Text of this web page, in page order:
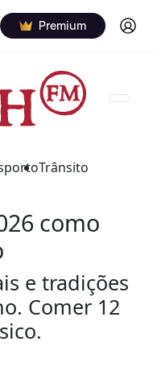
Premium Log in
Trânsito
como
e tradições
Comer 12